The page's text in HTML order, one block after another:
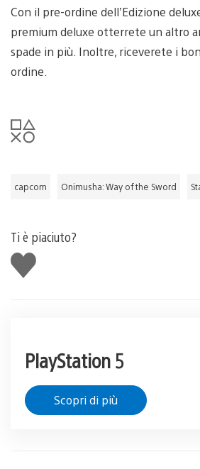
Con il pre-ordine dell’Edizione
premium deluxe otterrete un altro
spade in più. Inoltre, riceverete i
ordine.
capcom Onimusha: Way of the Sword
Ti è piaciuto?
Mi
piace
PlayStation 5
Scopri di più